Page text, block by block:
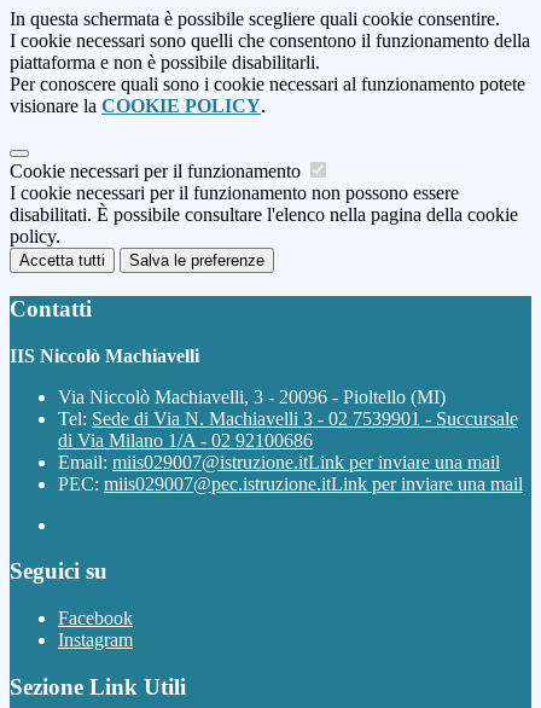
In questa schermata è possibile scegliere quali cookie consentire.
I cookie necessari sono quelli che consentono il funzionamento della
piattaforma e non è possibile disabilitarli.
Per conoscere quali sono i cookie necessari al funzionamento potete
visionare la COOKIE POLICY.
Cookie necessari per il funzionamento
I cookie necessari per il funzionamento non possono essere
disabilitati. È possibile consultare l'elenco nella pagina della cookie
policy.
Accetta tutti Salva le preferenze
Contatti
IIS Niccolò Machiavelli
Via Niccolò Machiavelli, 3 - 20096 - Pioltello (MI)
Tel: Sede di Via N. Machiavelli 3 - 02 7539901 - Succursale
di Via Milano 1/A - 02 92100686
Email: miis029007@istruzione.itLink per inviare una mail
PEC: miis029007@pec.istruzione.itLink per inviare una mail
Seguici su
Facebook
Instagram
Sezione Link Utili